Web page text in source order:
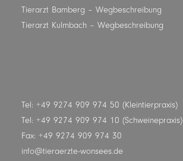
Tierarzt Bamberg – Wegbeschreibung
Tierarzt Kulmbach – Wegbeschreibung
Tel: +49 9274 909 974 50 (Kleintierpraxis)
Tel: +49 9274 909 974 10 (Schweinepraxis)
Fax: +49 9274 909 974 30
info@tieraerzte-wonsees.de